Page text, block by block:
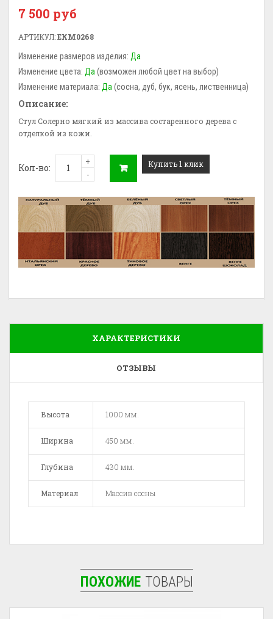
7 500 руб
АРТИКУЛ:ЕКМ0268
Изменение размеров изделия: Да
Изменение цвета: Да (возможен любой цвет на выбор)
Изменение материала: Да (сосна, дуб, бук, ясень, лиственница)
Описание:
Стул Солерно мягкий из массива состаренного дерева с
отделкой из кожи.
Кол-во:
+
-
Купить 1 клик
ХАРАКТЕРИСТИКИ
ОТЗЫВЫ
Высота 1000 мм.
Ширина 450 мм.
Глубина 430 мм.
Материал Массив сосны
ПОХОЖИЕ ТОВАРЫ